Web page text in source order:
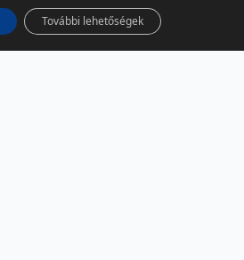
További lehetőségek